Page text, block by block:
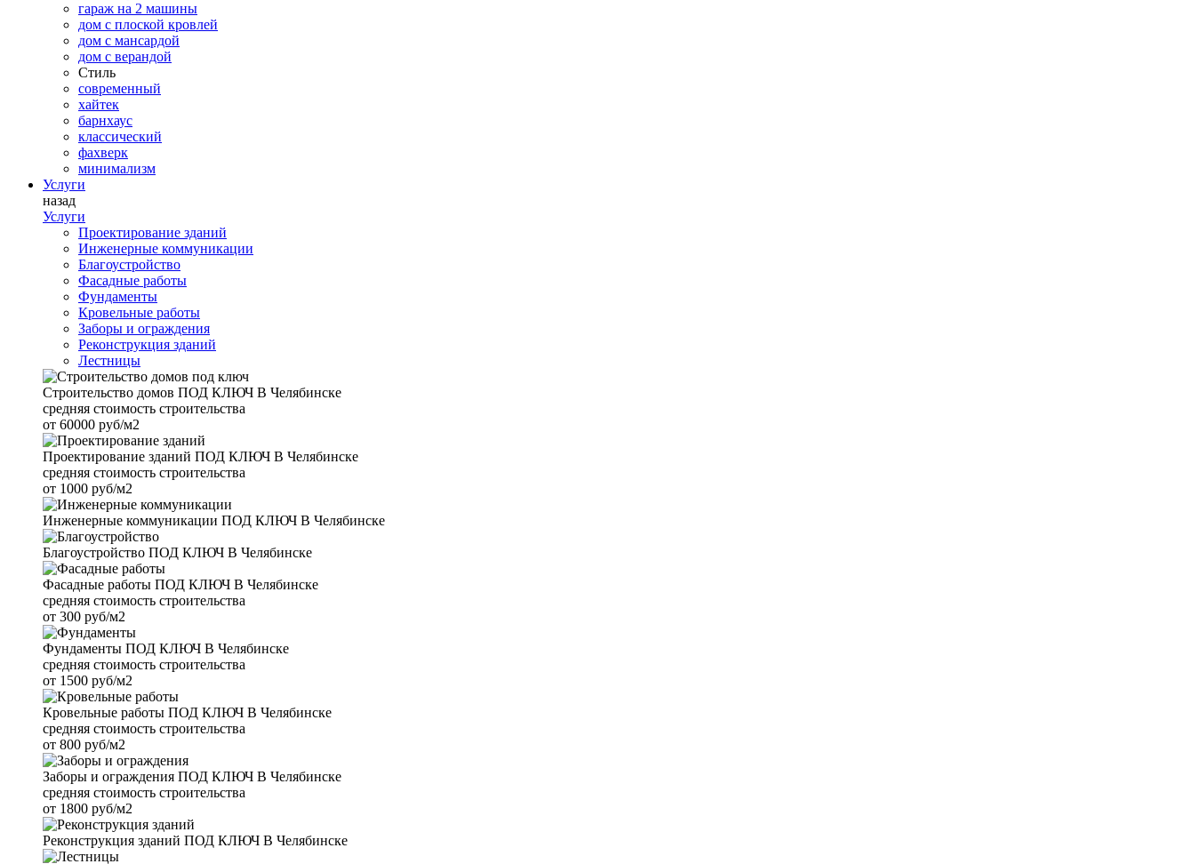
гараж на 2 машины
дом с плоской кровлей
дом с мансардой
дом с верандой
Стиль
современный
хайтек
барнхаус
классический
фахверк
минимализм
Услуги
назад
Услуги
Проектирование зданий
Инженерные коммуникации
Благоустройство
Фасадные работы
Фундаменты
Кровельные работы
Заборы и ограждения
Реконструкция зданий
Лестницы
Строительство домов ПОД КЛЮЧ В Челябинске
средняя стоимость строительства
от 60000 руб/м2
Проектирование зданий ПОД КЛЮЧ В Челябинске
средняя стоимость строительства
от 1000 руб/м2
Инженерные коммуникации ПОД КЛЮЧ В Челябинске
Благоустройство ПОД КЛЮЧ В Челябинске
Фасадные работы ПОД КЛЮЧ В Челябинске
средняя стоимость строительства
от 300 руб/м2
Фундаменты ПОД КЛЮЧ В Челябинске
средняя стоимость строительства
от 1500 руб/м2
Кровельные работы ПОД КЛЮЧ В Челябинске
средняя стоимость строительства
от 800 руб/м2
Заборы и ограждения ПОД КЛЮЧ В Челябинске
средняя стоимость строительства
от 1800 руб/м2
Реконструкция зданий ПОД КЛЮЧ В Челябинске